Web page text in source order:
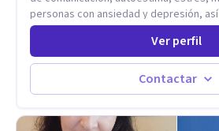
personas con ansiedad y depresión,
conducta y comportamiento.
Estableciendo metas a corto y largo
vida de cada uno tener su propia vision.
Ver perfil
Contactar